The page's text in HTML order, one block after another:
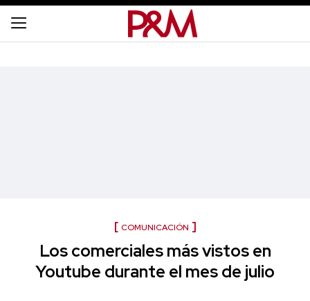
COMUNICACIÓN
Los comerciales más vistos en
Youtube durante el mes de julio